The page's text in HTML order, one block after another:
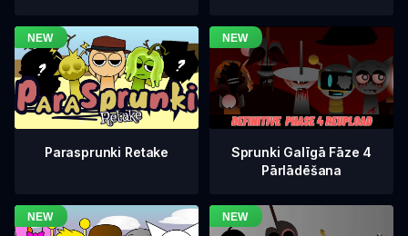
Parasprunki Retake
Sprunki Galīgā Fāze 4
Pārlādēšana